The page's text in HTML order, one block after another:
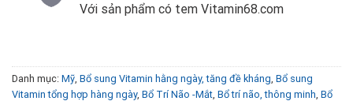
Với sản phẩm có tem Vitamin68.com
Danh mục: Mỹ Bổ sung Vitamin hằng ngày, tăng đề kháng Bổ sung
Vitamin tổng hợp hàng ngày, Bổ Trí Não -Mắt Bổ trí não, thông minh Bổ